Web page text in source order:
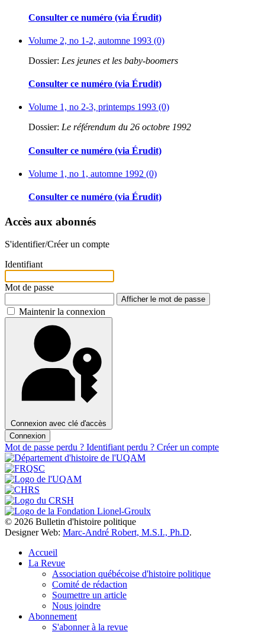
Consulter ce numéro (via Érudit)
Volume 2, no 1-2, automne 1993 (0)
Dossier: Les jeunes et les baby-boomers
Consulter ce numéro (via Érudit)
Volume 1, no 2-3, printemps 1993 (0)
Dossier: Le référendum du 26 octobre 1992
Consulter ce numéro (via Érudit)
Volume 1, no 1, automne 1992 (0)
Consulter ce numéro (via Érudit)
Accès aux abonnés
S'identifier/Créer un compte
Identifiant
Mot de passe
Afficher le mot de passe
Maintenir la connexion
Connexion avec clé d'accès
Connexion
Mot de passe perdu ? Identifiant perdu ? Créer un compte
© 2026 Bulletin d'histoire politique
Designer Web: Marc-André Robert, M.S.I., Ph.D.
Accueil
La Revue
Association québécoise d'histoire politique
Comité de rédaction
Soumettre un article
Nous joindre
Abonnement
S'abonner à la revue